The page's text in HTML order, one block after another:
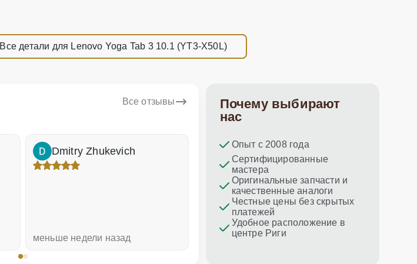
Все детали для Lenovo Yoga Tab 3 10.1 (YT3-X50L)
Все отзывы
Dmitry Zhukevich
меньше недели назад
Dina Vituma
Отличное обслуживание!
неделю назад
Почему выбирают
нас
Опыт с 2008 года
Сертифицированные
мастера
Оригинальные запчасти и
качественные аналоги
Честные цены без скрытых
платежей
Удобное расположение в
центре Риги